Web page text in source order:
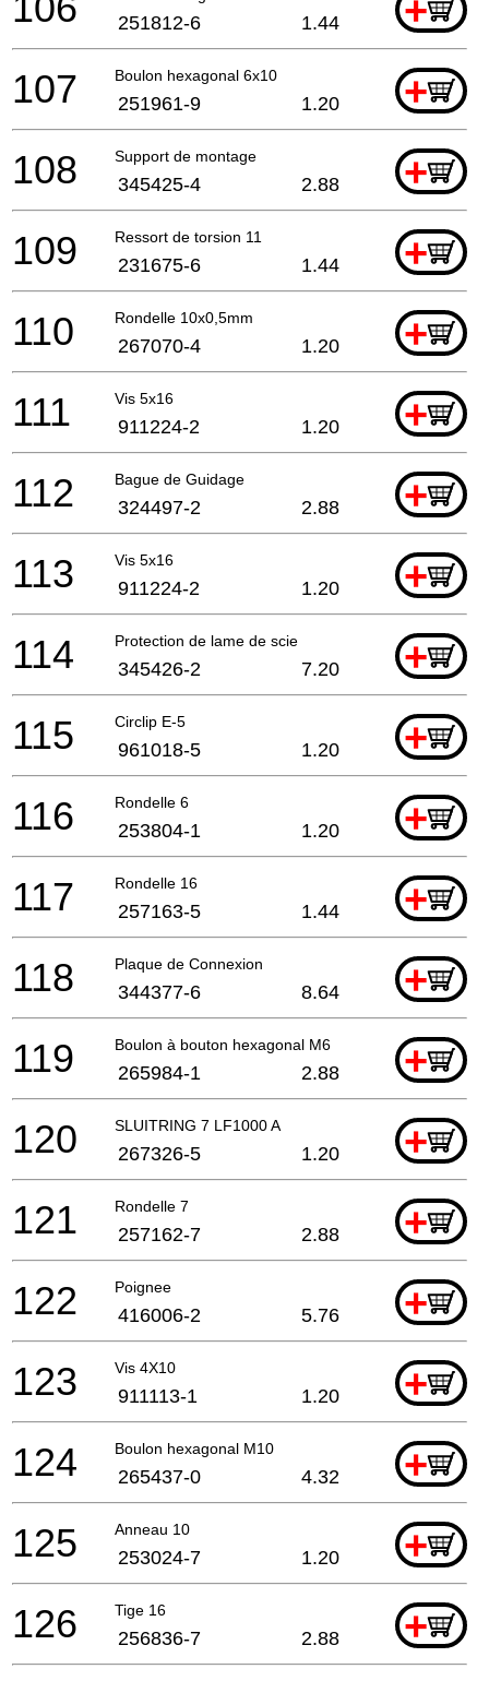
+
251812-6 1.44
Boulon hexagonal 6x10 +
107 251961-9 1.20
Support de montage +
108 345425-4 2.88
Ressort de torsion 11 +
109 231675-6 1.44
Rondelle 10x0,5mm +
110 267070-4 1.20
Vis 5x16 +
111 911224-2 1.20
Bague de Guidage +
112 324497-2 2.88
Vis 5x16 +
113 911224-2 1.20
Protection de lame de scie +
114 345426-2 7.20
Circlip E-5 +
115 961018-5 1.20
Rondelle 6 +
116 253804-1 1.20
Rondelle 16 +
117 257163-5 1.44
Plaque de Connexion +
118 344377-6 8.64
Boulon à bouton hexagonal M6 +
119 265984-1 2.88
SLUITRING 7 LF1000 A +
120 267326-5 1.20
Rondelle 7 +
121 257162-7 2.88
Poignee +
122 416006-2 5.76
Vis 4X10 +
123 911113-1 1.20
Boulon hexagonal M10 +
124 265437-0 4.32
Anneau 10 +
125 253024-7 1.20
Tige 16 +
126 256836-7 2.88